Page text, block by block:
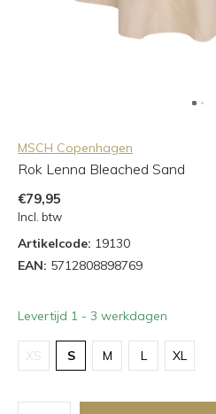
MSCH Copenhagen
Rok Lenna Bleached Sand
€79,95
Incl. btw
Artikelcode: 19130
EAN: 5712808898769
Levertijd 1 - 3 werkdagen
XS S M L XL